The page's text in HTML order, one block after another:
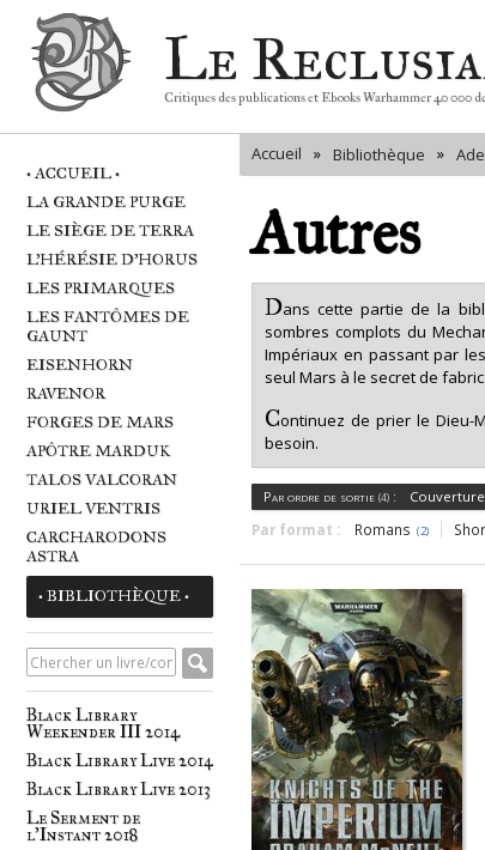
Le
Critiques des publications et Ebooks Warhammer 40 000
• ACCUEIL •
LA GRANDE PURGE
LE SIÈGE DE TERRA
L'HÉRÉSIE D'HORUS
LES PRIMARQUES
LES FANTÔMES DE
GAUNT
EISENHORN
RAVENOR
FORGES DE MARS
APÔTRE MARDUK
TALOS VALCORAN
URIEL VENTRIS
CARCHARODONS
ASTRA
• BIBLIOTHÈQUE •
Black Library
Weekender III 2014
Black Library Live 2014
Black Library Live 2013
Le Serment de
l'Instant 2018
Accueil » Bibliothèque »
Autres
Dans cette partie de la
sombres complots du
Impériaux en passant par
seul Mars à le secret de
Continuez de prier le Dieu-
besoin.
Par ordre de sortie (4) :
Romans (2)